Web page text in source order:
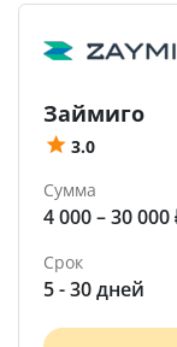
Займиго
3.0
Сумма
4 000 – 30 000
Срок
5 - 30 дней